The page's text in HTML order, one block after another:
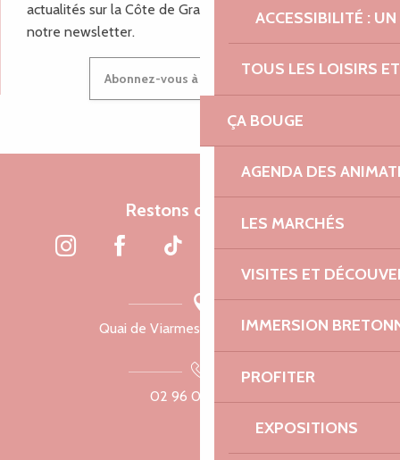
ACCESSIBILITÉ :
TOUS LES LOISIRS
ÇA BOUGE
AGENDA DES
LES MARCHÉS
VISITES ET
IMMERSION
PROFITER
EXPOSITIONS
actualités sur la Côte de Granit Rose, inscrivez-vous à
notre newsletter.
Abonnez-vous à notre newsletter
Restons connectés
Quai de Viarmes, 22300 Lannion
02 96 05 60 70